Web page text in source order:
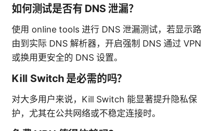
如何测试是否有 DNS 泄漏？
使用 online tools 进行 DNS 泄漏测试，若显示路
由到实际 DNS 解析器，开启强制 DNS 通过 VPN
或换用更安全的 DNS 设置。
Kill Switch 是必需的吗？
对大多用户来说，Kill Switch 能显著提升隐私保
护，尤其在公共网络或不稳定连接时。